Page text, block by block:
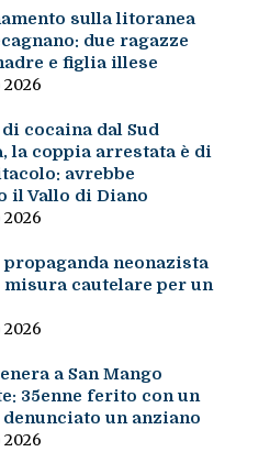
sulla litoranea
due ragazze
e figlia illese
cocaina dal Sud
la coppia arrestata è di
avrebbe
Vallo di Diano
propaganda neonazista
misura cautelare per un
a San Mango
35enne ferito con un
un anziano